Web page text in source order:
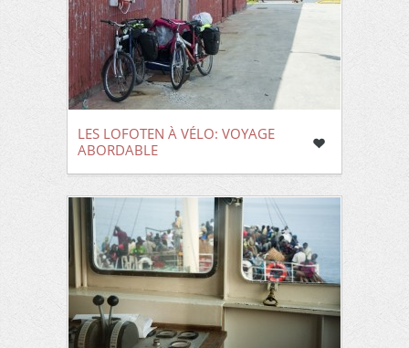
LES LOFOTEN À VÉLO: VOYAGE
ABORDABLE